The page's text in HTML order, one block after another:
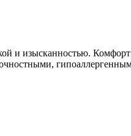
и изысканностью.